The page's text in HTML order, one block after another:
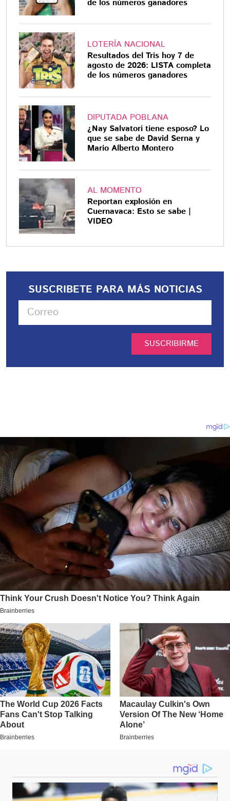
de los números ganadores
LOTERÍA NACIONAL
Resultados del Tris hoy 7 de
agosto de 2026: LISTA completa
de los números ganadores
DIPUTADA POBLANA
¿Nay Salvatori tiene esposo? Lo
que se sabe de David Serna y
Mario Alberto Montero
AL MOMENTO
Reportan explosión en
Cuernavaca: Esto se sabe |
VIDEO
SUSCRIBETE PARA MÁS NOTICIAS
SUSCRIBIRME